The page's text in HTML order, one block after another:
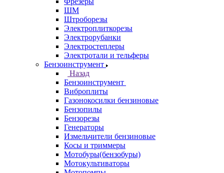
ШМ
Штроборезы
Электроплиткорезы
Электрорубанки
Электростеплеры
Электротали и тельферы
Бензоинструмент
Назад
Бензоинструмент
Виброплиты
Газонокосилки бензиновые
Бензопилы
Бензорезы
Генераторы
Измельчители бензиновые
Косы и триммеры
Мотобуры(бензобуры)
Мотокультиваторы